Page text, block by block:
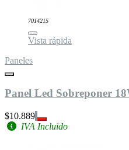
7014215
Vista rápida
Paneles
Panel Led Sobreponer
$10.889
IVA Incluido